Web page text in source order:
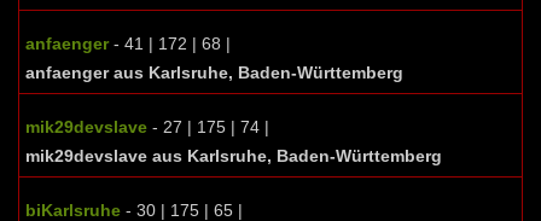
anfaenger- 41 | 172 | 68 |
anfaenger aus Karlsruhe, Baden-Württemberg
mik29devslave - 27 | 175 | 74 |
mik29devslave aus Karlsruhe, Baden-Württemberg
biKarlsruhe - 30 | 175 | 65 |